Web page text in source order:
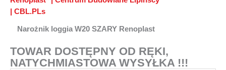
Narożnik loggia W20 SZARY Renoplast
TOWAR DOSTĘPNY OD RĘKI,
NATYCHMIASTOWA WYSYŁKA !!!